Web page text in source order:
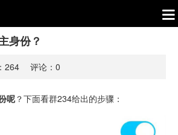
身份？
264 评论： 0
呢 ？下面看群234给出的步骤：